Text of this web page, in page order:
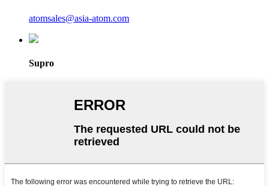
atomsales@asia-atom.com
Supro